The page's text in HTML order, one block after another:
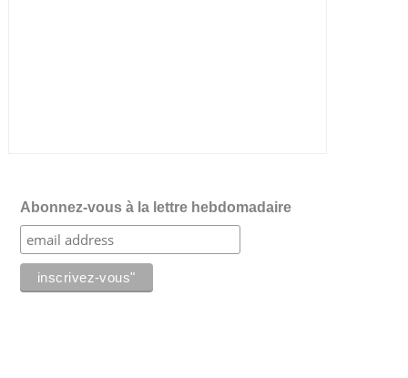
Abonnez-vous à la lettre hebdomadaire